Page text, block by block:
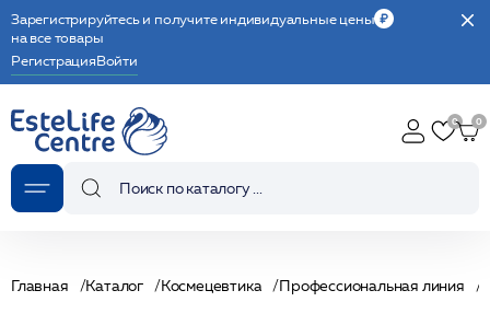
Зарегистрируйтесь и получите индивидуальные цены
на все товары
РегистрацияВойти
Главная Каталог Космецевтика Профессиональная линия